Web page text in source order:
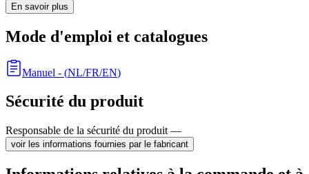
En savoir plus
Mode d'emploi et catalogues
Manuel - (NL/FR/EN)
Sécurité du produit
Responsable de la sécurité du produit —
voir les informations fournies par le fabricant